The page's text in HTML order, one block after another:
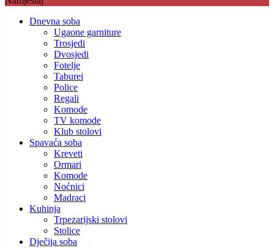
Dnevna soba
Ugaone garniture
Trosjedi
Dvosjedi
Fotelje
Taburei
Police
Regali
Komode
TV komode
Klub stolovi
Spavaća soba
Kreveti
Ormari
Komode
Noćnici
Madraci
Kuhinja
Trpezarijski stolovi
Stolice
Dječija soba